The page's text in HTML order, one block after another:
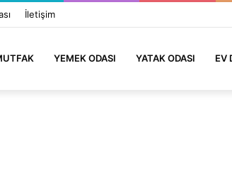
İletişim
YEMEK ODASI YATAK ODASI EV